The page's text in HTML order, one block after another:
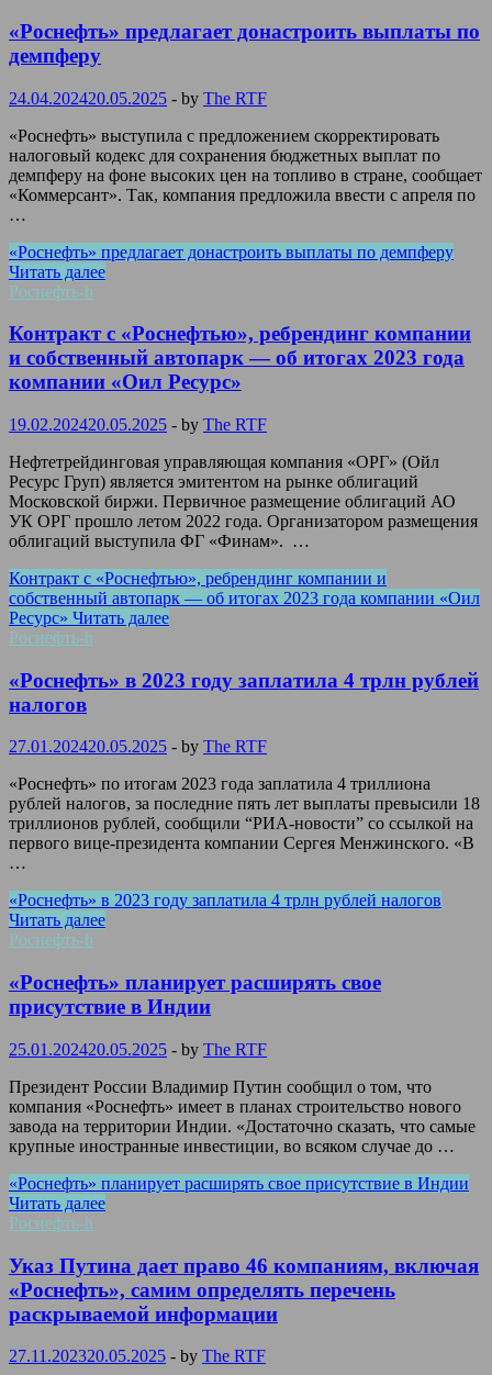
«Роснефть» предлагает донастроить выплаты по
демпферу
24.04.202420.05.2025 - by The RTF
«Роснефть» выступила с предложением скорректировать
налоговый кодекс для сохранения бюджетных выплат по
демпферу на фоне высоких цен на топливо в стране, сообщает
«Коммерсант». Так, компания предложила ввести с апреля по
…
«Роснефть» предлагает донастроить выплаты по демпферу
Читать далее
Роснефть-h
Контракт с «Роснефтью», ребрендинг компании
и собственный автопарк — об итогах 2023 года
компании «Оил Ресурс»
19.02.202420.05.2025 - by The RTF
Нефтетрейдинговая управляющая компания «ОРГ» (Ойл
Ресурс Груп) является эмитентом на рынке облигаций
Московской биржи. Первичное размещение облигаций АО
УК ОРГ прошло летом 2022 года. Организатором размещения
облигаций выступила ФГ «Финам». …
Контракт с «Роснефтью», ребрендинг компании и
собственный автопарк — об итогах 2023 года компании «Оил
Ресурс» Читать далее
Роснефть-h
«Роснефть» в 2023 году заплатила 4 трлн рублей
налогов
27.01.202420.05.2025 - by The RTF
«Роснефть» по итогам 2023 года заплатила 4 триллиона
рублей налогов, за последние пять лет выплаты превысили 18
триллионов рублей, сообщили “РИА-новости” со ссылкой на
первого вице-президента компании Сергея Менжинского. «В
…
«Роснефть» в 2023 году заплатила 4 трлн рублей налогов
Читать далее
Роснефть-h
«Роснефть» планирует расширять свое
присутствие в Индии
25.01.202420.05.2025 - by The RTF
Президент России Владимир Путин сообщил о том, что
компания «Роснефть» имеет в планах строительство нового
завода на территории Индии. «Достаточно сказать, что самые
крупные иностранные инвестиции, во всяком случае до …
«Роснефть» планирует расширять свое присутствие в Индии
Читать далее
Роснефть-h
Указ Путина дает право 46 компаниям, включая
«Роснефть», самим определять перечень
раскрываемой информации
27.11.202320.05.2025 - by The RTF